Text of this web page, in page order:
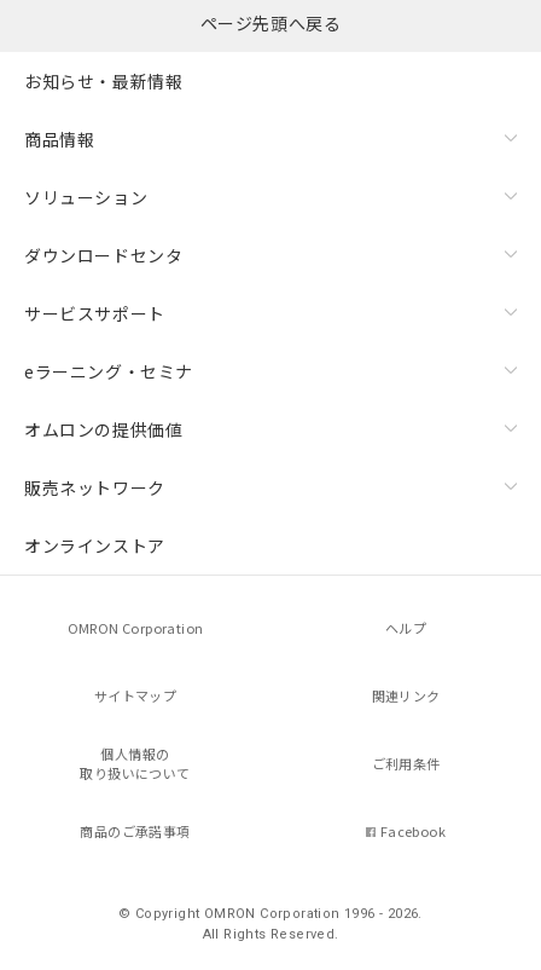
ページ先頭へ戻る
お知らせ・最新情報
商品情報
ソリューション
ダウンロードセンタ
サービスサポート
eラーニング・セミナ
オムロンの提供価値
販売ネットワーク
オンラインストア
OMRON Corporation ヘルプ
サイトマップ 関連リンク
個人情報の
取り扱いについて
ご利用条件
商品のご承諾事項 Facebook
© Copyright OMRON Corporation 1996 - 2026.
All Rights Reserved.